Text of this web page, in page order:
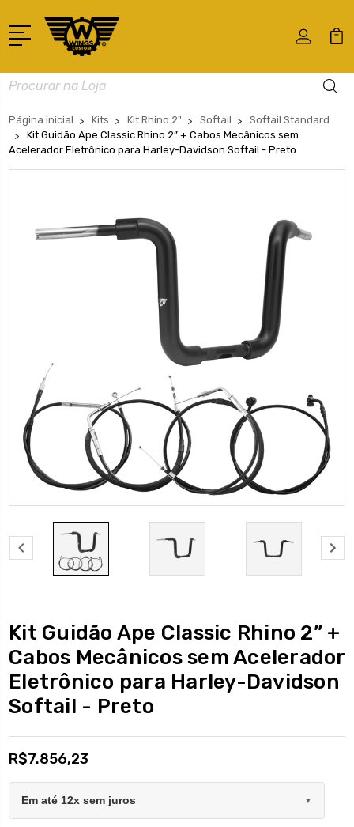
Busca
Página inicial Kits Kit Rhino 2" Softail
Softail Standard
Kit Guidão Ape Classic Rhino 2” + Cabos Mecânicos sem
Acelerador Eletrônico para Harley-Davidson Softail - Preto
Kit Guidão Ape Classic Rhino 2” +
Cabos Mecânicos sem Acelerador
Eletrônico para Harley-Davidson
Softail - Preto
R$7.856,23
Em até 12x sem juros ▼